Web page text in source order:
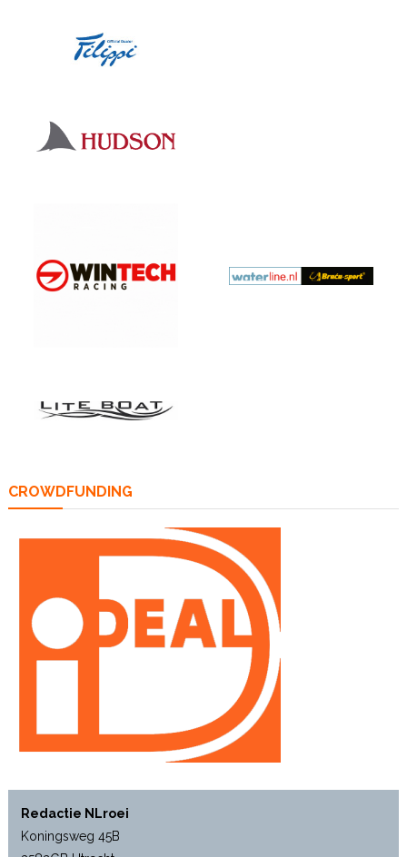
CROWDFUNDING
Redactie NLroei
Koningsweg 45B